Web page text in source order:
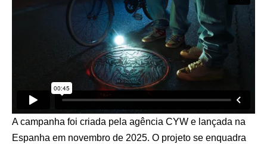
A campanha foi criada pela agência CYW e lançada na
Espanha em novembro de 2025. O projeto se enquadra